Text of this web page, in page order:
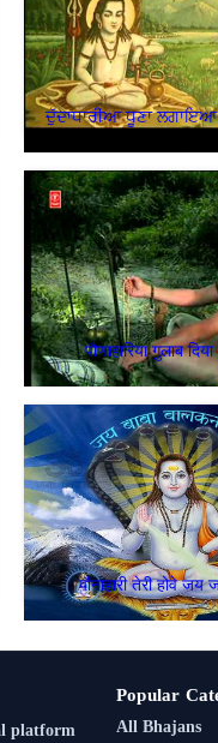
ਦੁੱਦਾਧਾਰੀਆ ਧੂਣਾ ਲਗਾਇਆ
पौणाहारिया गुलाब
पौनाहारी तेरी होवे जय
platform
Popular
All Bhajans